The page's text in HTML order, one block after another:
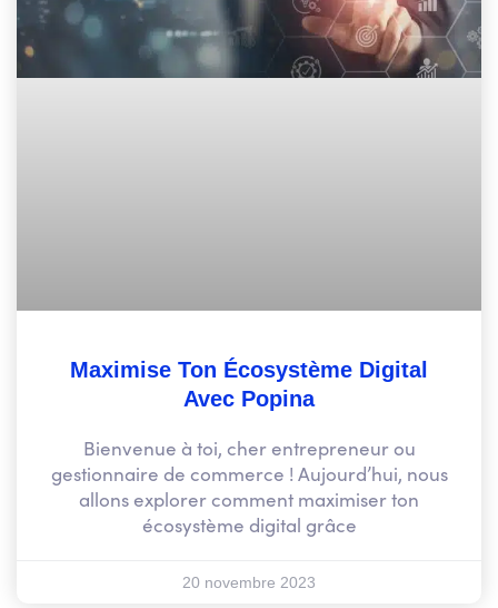
Maximise Ton Écosystème Digital
Avec Popina
Bienvenue à toi, cher entrepreneur ou
gestionnaire de commerce ! Aujourd’hui, nous
allons explorer comment maximiser ton
écosystème digital grâce
20 novembre 2023